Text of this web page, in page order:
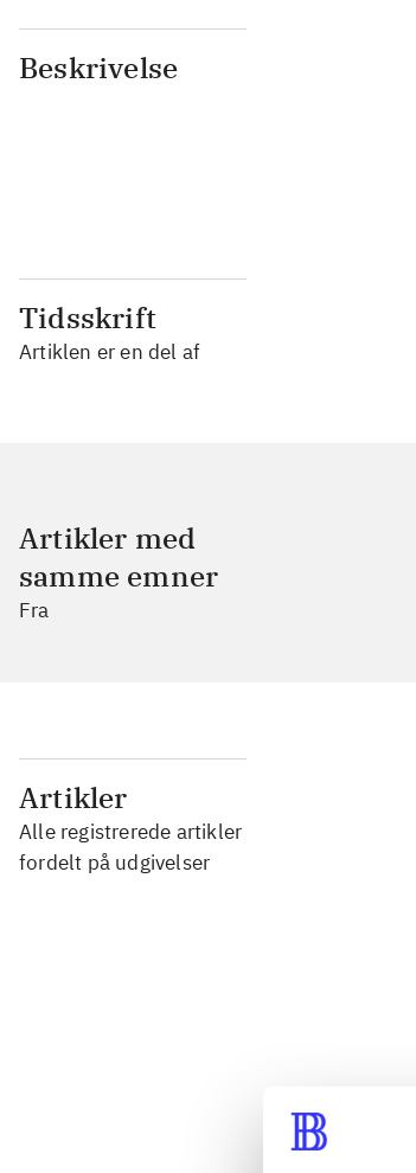
Beskrivelse
Tidsskrift
Artiklen er en del af
Artikler med
samme emner
Fra
Artikler
Alle registrerede artikler
fordelt på udgivelser